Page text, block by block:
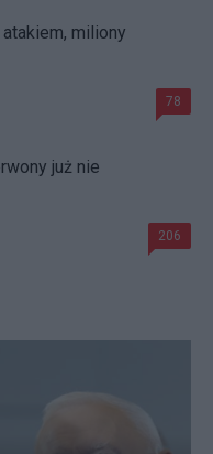
miliony
78
już nie
206